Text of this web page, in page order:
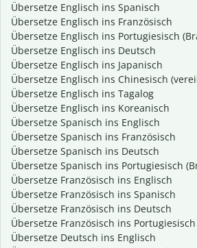
Übersetze Englisch ins Spanisch
Übersetze Englisch ins Französisch
Übersetze Englisch ins Portugiesisch
Übersetze Englisch ins Deutsch
Übersetze Englisch ins Japanisch
Übersetze Englisch ins Chinesisch
Übersetze Englisch ins Tagalog
Übersetze Englisch ins Koreanisch
Übersetze Spanisch ins Englisch
Übersetze Spanisch ins Französisch
Übersetze Spanisch ins Deutsch
Übersetze Spanisch ins Portugiesisch
Übersetze Französisch ins Englisch
Übersetze Französisch ins Spanisch
Übersetze Französisch ins Deutsch
Übersetze Französisch ins
Übersetze Deutsch ins Englisch